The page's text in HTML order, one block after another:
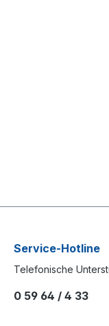
Service-Hotline
Telefonische
0 59 64 / 4 33